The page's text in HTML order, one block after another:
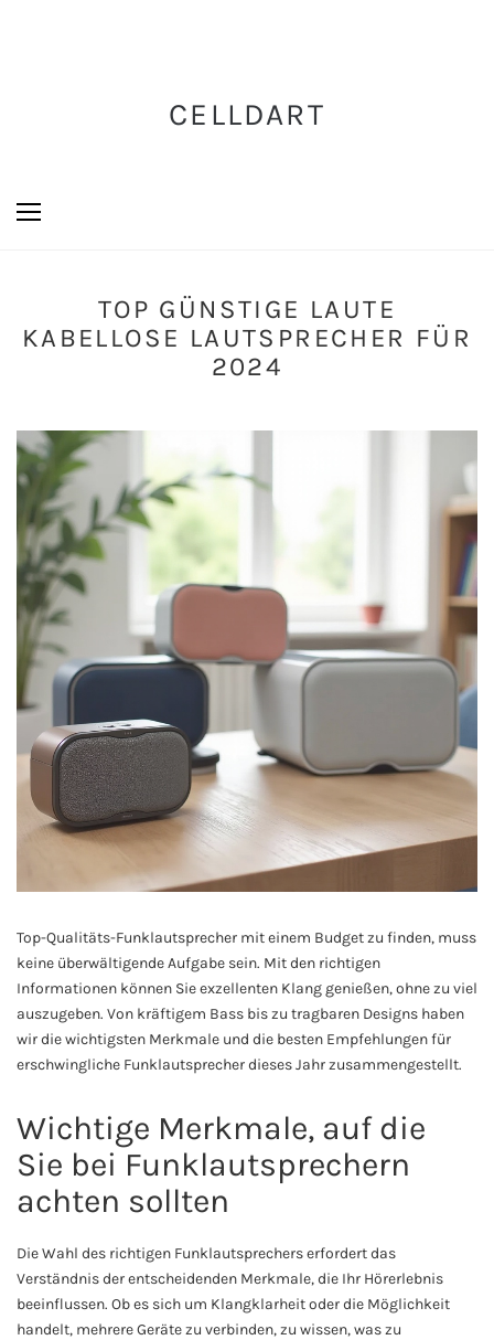
CELLDART
TOP GÜNSTIGE LAUTE
KABELLOSE LAUTSPRECHER FÜR
2024
Top-Qualitäts-Funklautsprecher mit einem Budget zu finden, muss
keine überwältigende Aufgabe sein. Mit den richtigen
Informationen können Sie exzellenten Klang genießen, ohne zu viel
auszugeben. Von kräftigem Bass bis zu tragbaren Designs haben
wir die wichtigsten Merkmale und die besten Empfehlungen für
erschwingliche Funklautsprecher dieses Jahr zusammengestellt.
Wichtige Merkmale, auf die
Sie bei Funklautsprechern
achten sollten
Die Wahl des richtigen Funklautsprechers erfordert das
Verständnis der entscheidenden Merkmale, die Ihr Hörerlebnis
beeinflussen. Ob es sich um Klangklarheit oder die Möglichkeit
handelt, mehrere Geräte zu verbinden, zu wissen, was zu